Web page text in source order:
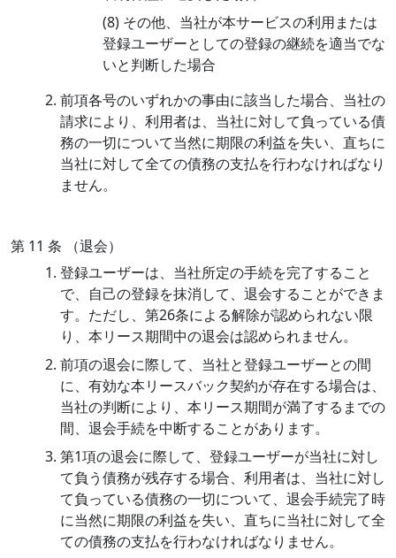
(8) その他、当社が本サービスの利用または
登録ユーザーとしての登録の継続を適当でな
いと判断した場合
前項各号のいずれかの事由に該当した場合、当社の
請求により、利用者は、当社に対して負っている債
務の一切について当然に期限の利益を失い、直ちに
当社に対して全ての債務の支払を行わなければなり
ません。
第 11 条 （退会）
登録ユーザーは、当社所定の手続を完了すること
で、自己の登録を抹消して、退会することができま
す。ただし、第26条による解除が認められない限
り、本リース期間中の退会は認められません。
前項の退会に際して、当社と登録ユーザーとの間
に、有効な本リースバック契約が存在する場合は、
当社の判断により、本リース期間が満了するまでの
間、退会手続を中断することがあります。
第1項の退会に際して、登録ユーザーが当社に対し
て負う債務が残存する場合、利用者は、当社に対し
て負っている債務の一切について、退会手続完了時
に当然に期限の利益を失い、直ちに当社に対して全
ての債務の支払を行わなければなりません。